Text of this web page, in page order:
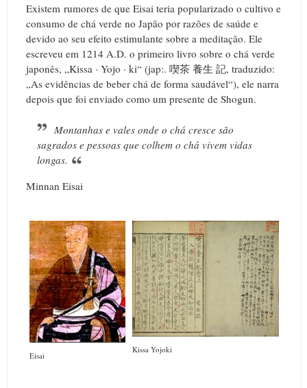
Existem rumores de que Eisai teria popularizado o cultivo e
consumo de chá verde no Japão por razões de saúde e
devido ao seu efeito estimulante sobre a meditação. Ele
escreveu em 1214 A.D. o primeiro livro sobre o chá verde
japonês, „Kissa · Yojo · ki“ (jap:. 喫茶 養生 記, traduzido:
„As evidências de beber chá de forma saudável“), ele narra
depois que foi enviado como um presente de Shogun.
Montanhas e vales onde o chá cresce são
sagrados e pessoas que colhem o chá vivem vidas
longas.
Minnan Eisai
Eisai
Kissa Yojoki